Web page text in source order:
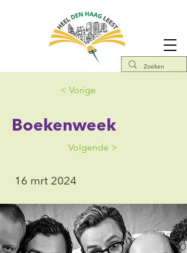
< Vorige
Boekenweek
Volgende >
16 mrt 2024